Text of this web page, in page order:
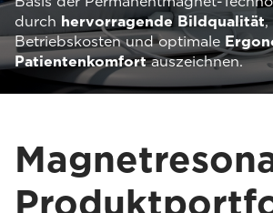
durch hervorragende Bildqualität,
Betriebskosten und optimale
Patientenkomfortauszeichnen.